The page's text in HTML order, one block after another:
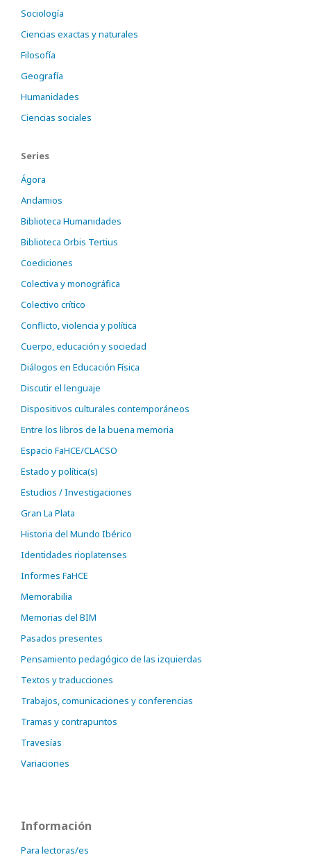
Sociología
Ciencias exactas y naturales
Filosofía
Geografía
Humanidades
Ciencias sociales
Series
Ágora
Andamios
Biblioteca Humanidades
Biblioteca Orbis Tertius
Coediciones
Colectiva y monográfica
Colectivo crítico
Conflicto, violencia y política
Cuerpo, educación y sociedad
Diálogos en Educación Física
Discutir el lenguaje
Dispositivos culturales contemporáneos
Entre los libros de la buena memoria
Espacio FaHCE/CLACSO
Estado y política(s)
Estudios / Investigaciones
Gran La Plata
Historia del Mundo Ibérico
Identidades rioplatenses
Informes FaHCE
Memorabilia
Memorias del BIM
Pasados presentes
Pensamiento pedagógico de las izquierdas
Textos y traducciones
Trabajos, comunicaciones y conferencias
Tramas y contrapuntos
Travesías
Variaciones
Información
Para lectoras/es